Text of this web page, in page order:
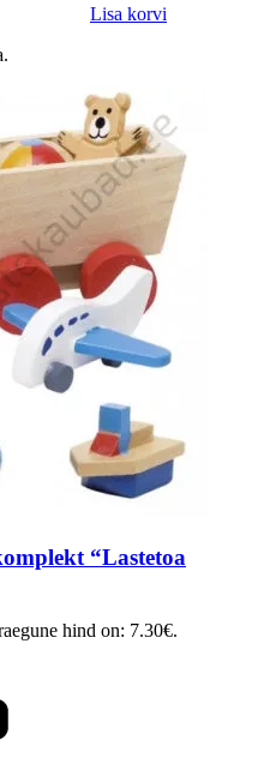
Lisa korvi
“Lastetoa
hind on: 7.30€.